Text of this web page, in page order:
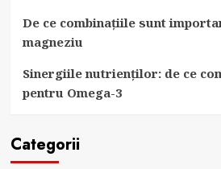
De ce combinațiile sunt
magneziu
Sinergiile nutrienților: de ce
pentru Omega-3
Categorii